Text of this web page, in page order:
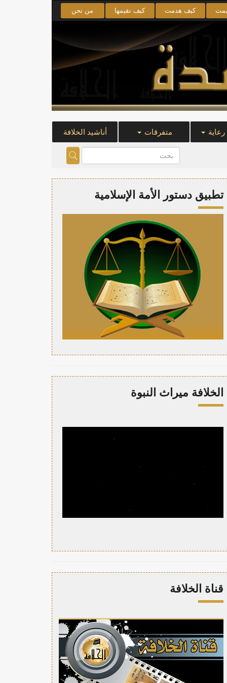
كيف هدمت كيف نقيمها من نحن
متفرقات أناشيد الخلافة
تطبيق دستور الأمة الإسلامية
الخلافة ميراث النبوة
قناة الخلافة